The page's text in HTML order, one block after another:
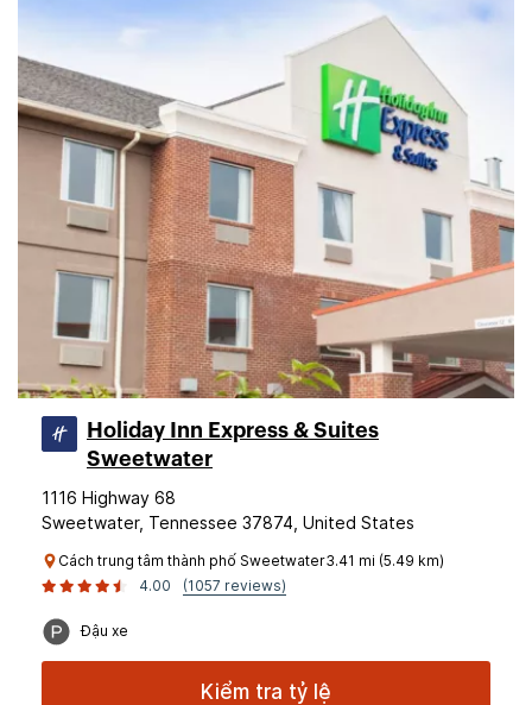
Holiday Inn Express & Suites
Sweetwater
1116 Highway 68
Sweetwater, Tennessee 37874, United States
Cách trung tâm thành phố Sweetwater3.41 mi (5.49 km)
4.00
(1057 reviews)
Đậu xe
Kiểm tra tỷ lệ